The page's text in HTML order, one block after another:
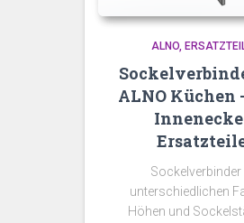
ALNO
ALNO Küchen
Innenecke
Sockelverbinder
unterschiedlichen
Höhen und